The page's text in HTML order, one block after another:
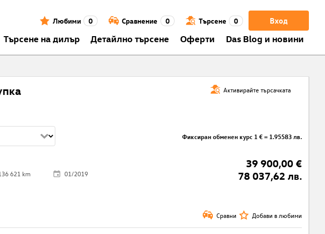
Вход
Любими 0 Сравнение 0 Търсене 0
Търсене на дилър Детайлно търсене Оферти Das Blog и новини
Активирайте търсачката
Фиксиран обменен курс 1 € = 1.95583 лв.
39 900,00 €
78 037,62 лв.
621 km
01/2019
Сравни Добави в любими